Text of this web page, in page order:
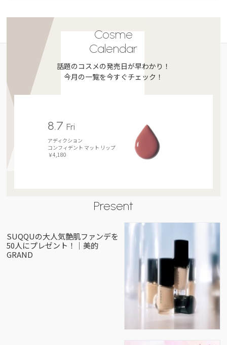
Cosme
Calendar
話題のコスメの発売日が早わかり！
今月の一覧を今すぐチェック！
8.7Fri
アディクション
コンフィデント マット リップ
￥4,180
Present
SUQQUの大人気艶肌ファンデを
50人にプレゼント！｜美的
GRAND